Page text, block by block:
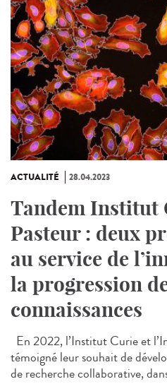
ACTUALITÉ 28.04.2023
Tandem
Pasteur : deux
au service de
la progression
connaissances
En 2022, l’Institut Curie et
témoigné leur souhait de
de recherche collaborative,